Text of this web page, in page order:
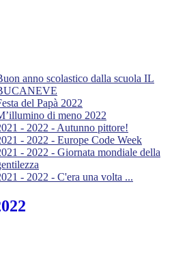
anno scolastico dalla scuola IL
del Papà 2022
di meno 2022
- 2022 - Autunno pittore!
- 2022 - Europe Code Week
- 2022 - Giornata mondiale della
- 2022 - C'era una volta ...